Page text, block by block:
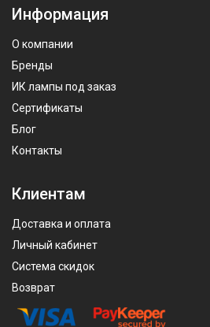
Информация
О компании
Бренды
ИК лампы под заказ
Сертификаты
Блог
Контакты
Клиентам
Доставка и оплата
Личный кабинет
Система скидок
Возврат